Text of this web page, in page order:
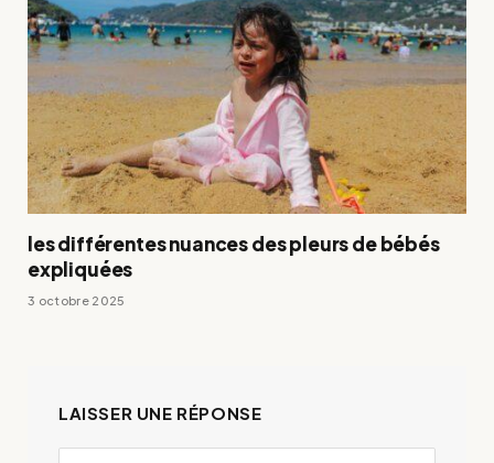
les différentes nuances des pleurs de bébés
expliquées
3 octobre 2025
LAISSER UNE RÉPONSE